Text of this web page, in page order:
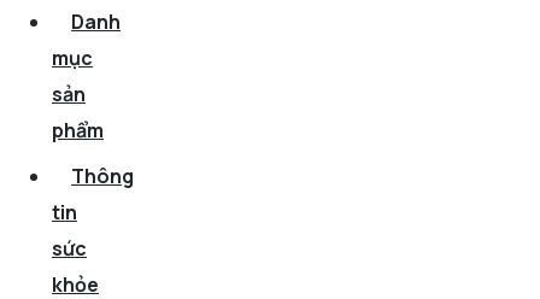
Danh
mục
sản
phẩm
Thông
tin
sức
khỏe